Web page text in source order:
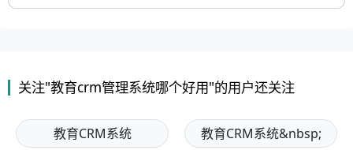
关注"教育crm管理系统哪个好用"的用户还关注
教育CRM系统 教育CRM系统&nbsp;